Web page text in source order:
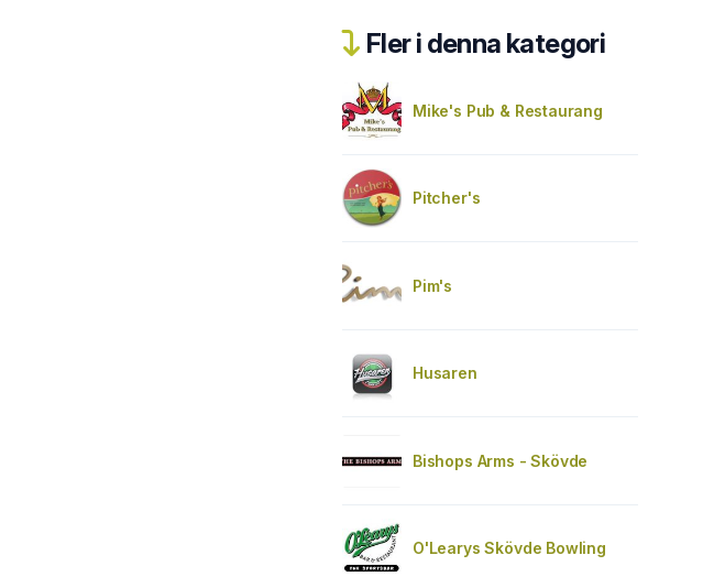
Fler i denna kategori
Mike's Pub & Restaurang
Pitcher's
Pim's
Husaren
Bishops Arms - Skövde
O'Learys Skövde Bowling